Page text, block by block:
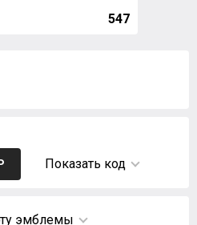
547
Показать код
эмблемы